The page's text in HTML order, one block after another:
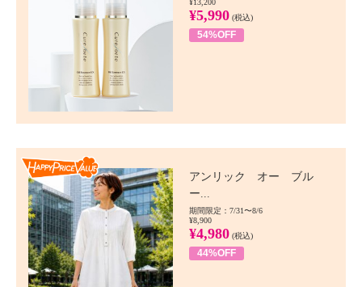
¥13,200
¥5,990 (税込)
54%OFF
アンリック オー ブル
ー...
期間限定：7/31〜8/6
¥8,900
¥4,980 (税込)
44%OFF